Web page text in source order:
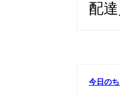
配
今日の